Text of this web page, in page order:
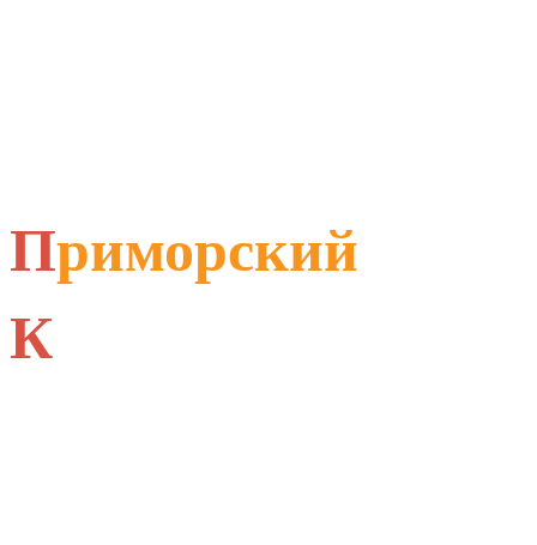
Приморский
К